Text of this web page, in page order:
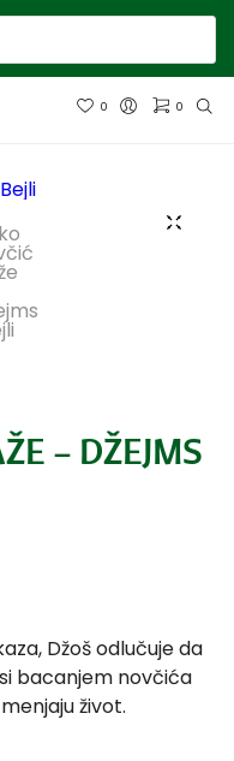
0 0
– DŽEJMS
Džoš odlučuje da
bacanjem novčića
život.